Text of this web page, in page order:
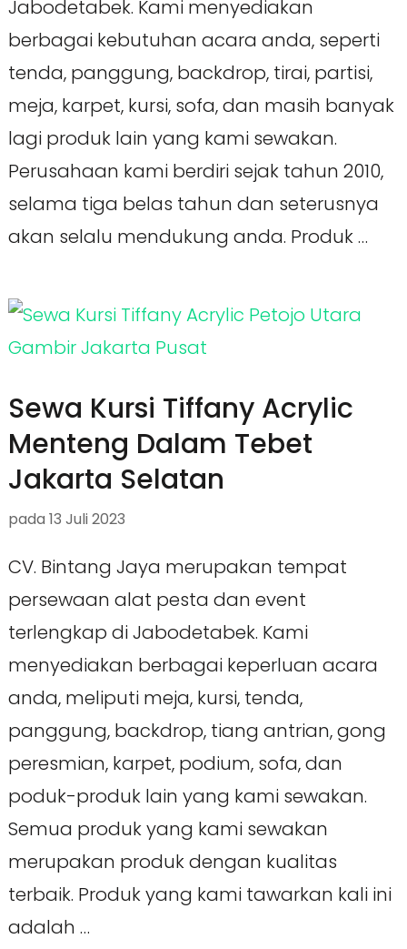
Jabodetabek. Kami menyediakan
berbagai kebutuhan acara anda, seperti
tenda, panggung, backdrop, tirai, partisi,
meja, karpet, kursi, sofa, dan masih banyak
lagi produk lain yang kami sewakan.
Perusahaan kami berdiri sejak tahun 2010,
selama tiga belas tahun dan seterusnya
akan selalu mendukung anda. Produk …
Sewa Kursi Tiffany Acrylic
Menteng Dalam Tebet
Jakarta Selatan
pada 13 Juli 2023
CV. Bintang Jaya merupakan tempat
persewaan alat pesta dan event
terlengkap di Jabodetabek. Kami
menyediakan berbagai keperluan acara
anda, meliputi meja, kursi, tenda,
panggung, backdrop, tiang antrian, gong
peresmian, karpet, podium, sofa, dan
poduk-produk lain yang kami sewakan.
Semua produk yang kami sewakan
merupakan produk dengan kualitas
terbaik. Produk yang kami tawarkan kali ini
adalah …